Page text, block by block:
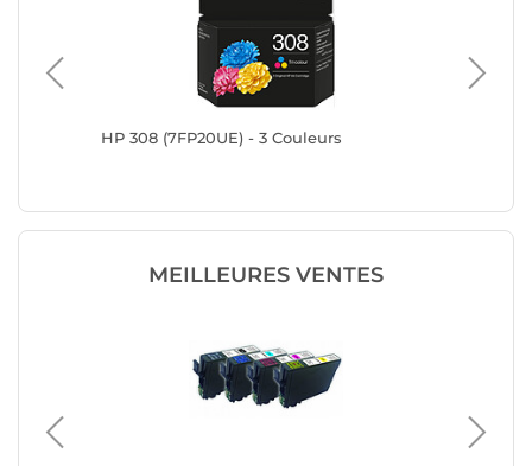
HP 308 (7FP20UE) - 3 Couleurs
MEILLEURES VENTES